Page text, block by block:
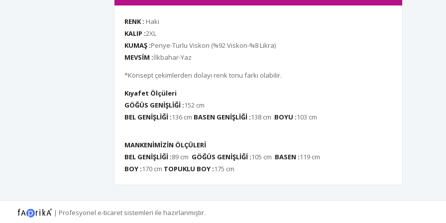
RENK : Haki
KALIP :2XL
KUMAŞ :Penye-Turlu Viskon (%92 Viskon-%8 Likra)
MEVSİM :İlkbahar-Yaz
*Konsept çekimlerden dolayı renk tonu farkı olabilir.
Kıyafet Ölçüleri
GÖĞÜS GENİŞLİĞİ :152 cm
BEL GENİŞLİĞİ :136 cm BASEN GENİŞLİĞİ :138 cm BOYU :103 cm
MANKENİMİZİN ÖLÇÜLERİ
BEL GENİŞLİĞİ :89 cm GÖĞÜS GENİŞLİĞİ :105 cm BASEN :119 cm
BOY :170 cm TOPUKLU BOY :175 cm
| Profesyonel e-ticaret sistemleri ile hazırlanmıştır.